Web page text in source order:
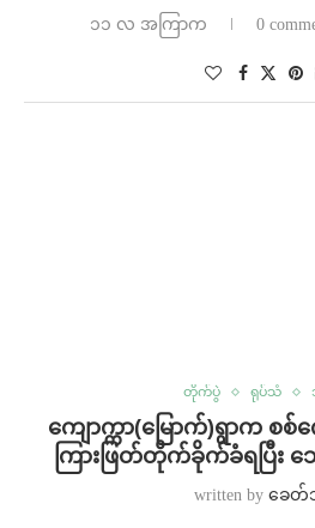
၁၁ လ အကြာက 0
တိုက်ပွဲ ရုပ်သံ
ကျောက္ကာ(မြောက်)ရွာက စစ်
ကြားဖြတ်တိုက်ခိုက်ခံရပြီး သ
written by ခေတ်သ